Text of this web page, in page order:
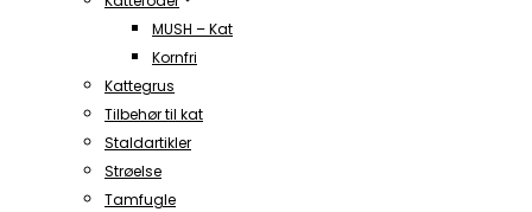
MUSH – Kat
Kornfri
Kattegrus
Tilbehør til kat
Staldartikler
Strøelse
Tamfugle